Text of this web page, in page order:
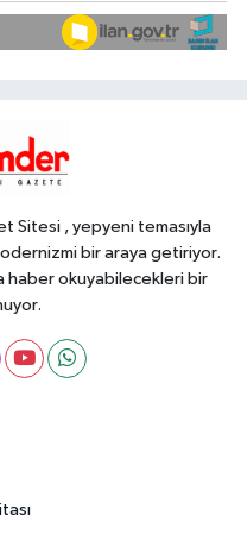
GİRMEK YASAKLANDI
Sitesi , yepyeni temasıyla
bir araya getiriyor.
haber okuyabilecekleri bir